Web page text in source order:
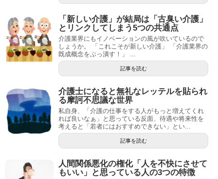
「新しい介護」が結局は「古臭い介護」
とリンクしてしまう5つの共通点
介護業界にもイノベーションの風が吹いているので
しょうか。 「これこそが新しい介護」 「介護業界の
既成概念をぶっ潰す！」 ...
記事を読む
介護士になると無礼なレッテルを貼られ
る摩訶不思議な世界
私自身、「介護の仕事をする人がもっと増えてくれ
れば良いなぁ」と思っている反面、待遇や将来性を
考えると「若者にはおすすめできない」とい...
記事を読む
人間関係悪化の権化「人を不快にさせて
もいい」と思っている人の3つの特徴